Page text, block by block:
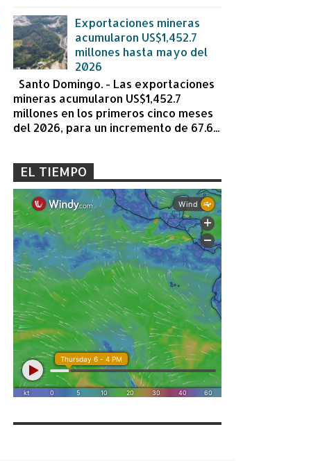
Exportaciones mineras
acumularon US$1,452.7
millones hasta mayo del
2026
Santo Domingo. - Las exportaciones
mineras acumularon US$1,452.7
millones en los primeros cinco meses
del 2026, para un incremento de 67.6...
EL TIEMPO